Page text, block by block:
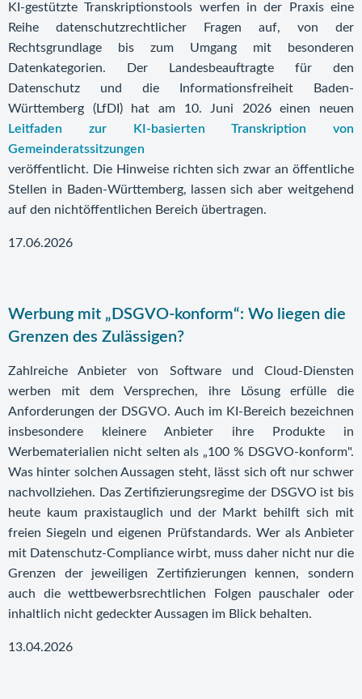
KI-gestützte Transkriptionstools werfen in der Praxis eine
Reihe datenschutzrechtlicher Fragen auf, von der
Rechtsgrundlage bis zum Umgang mit besonderen
Datenkategorien. Der Landesbeauftragte für den
Datenschutz und die Informationsfreiheit Baden-
Württemberg (LfDI) hat am 10. Juni 2026 einen neuen
Leitfaden zur KI-basierten Transkription von
Gemeinderatssitzungen
veröffentlicht. Die Hinweise richten sich zwar an öffentliche
Stellen in Baden-Württemberg, lassen sich aber weitgehend
auf den nichtöffentlichen Bereich übertragen.
17.06.2026
Werbung mit „DSGVO-konform“: Wo liegen die
Grenzen des Zulässigen?
Zahlreiche Anbieter von Software und Cloud-Diensten
werben mit dem Versprechen, ihre Lösung erfülle die
Anforderungen der DSGVO. Auch im KI-Bereich bezeichnen
insbesondere kleinere Anbieter ihre Produkte in
Werbematerialien nicht selten als „100 % DSGVO-konform".
Was hinter solchen Aussagen steht, lässt sich oft nur schwer
nachvollziehen. Das Zertifizierungsregime der DSGVO ist bis
heute kaum praxistauglich und der Markt behilft sich mit
freien Siegeln und eigenen Prüfstandards. Wer als Anbieter
mit Datenschutz-Compliance wirbt, muss daher nicht nur die
Grenzen der jeweiligen Zertifizierungen kennen, sondern
auch die wettbewerbsrechtlichen Folgen pauschaler oder
inhaltlich nicht gedeckter Aussagen im Blick behalten.
13.04.2026